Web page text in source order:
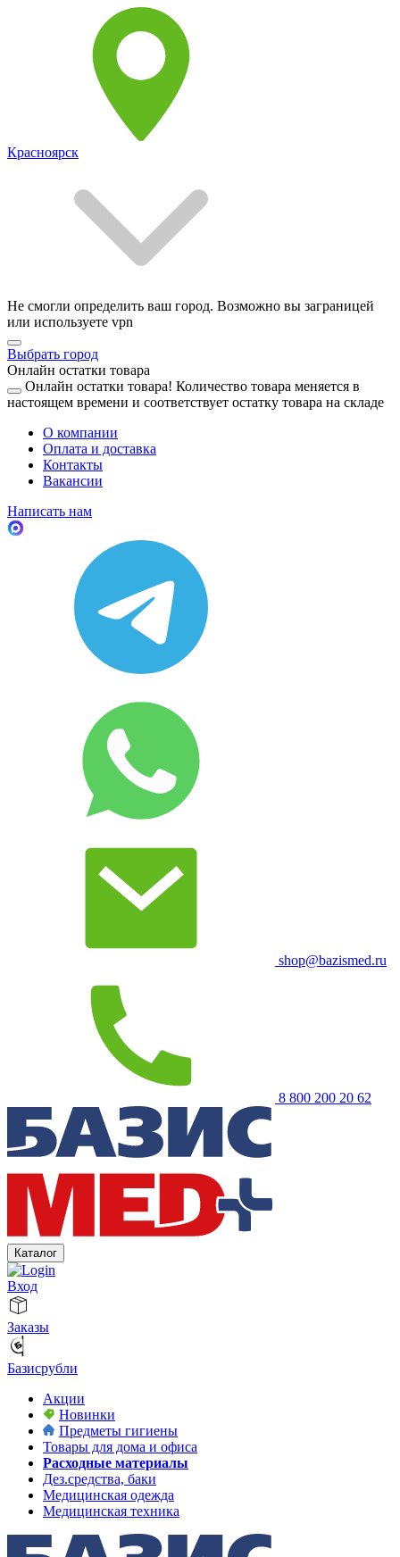
Красноярск
Не смогли определить ваш город. Возможно вы заграницей
или используете vpn
Выбрать город
Онлайн остатки товара
Онлайн остатки товара! Количество товара меняется в
настоящем времени и соответствует остатку товара на складе
О компании
Оплата и доставка
Контакты
Вакансии
Написать нам
shop@bazismed.ru
8 800 200 20 62
Каталог
Вход
Заказы
Базисрубли
Акции
Новинки
Предметы гигиены
Товары для дома и офиса
Расходные материалы
Дез.средства, баки
Медицинская одежда
Медицинская техника